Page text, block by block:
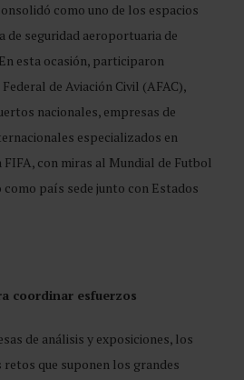
como uno de los espacios
de seguridad aeroportuaria de
esta ocasión, participaron
de Aviación Civil (AFAC),
nacionales, empresas de
especializados en
FIFA, con miras al Mundial de Futbol
como país sede junto con Estados
coordinar esfuerzos
de análisis y exposiciones, los
que suponen los grandes